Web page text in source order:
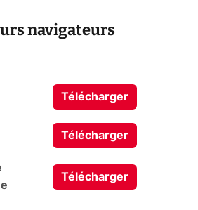
navigateurs
Télécharger
Télécharger
Télécharger